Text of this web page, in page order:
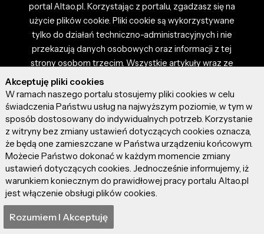
portal Altao.pl. Korzystając z portalu, zgadzasz się na
użycie plików cookie. Pliki cookie są wykorzystywane
tylko do działań techniczno-administracyjnych i nie
przekazują danych osobowych oraz informacji z tej
strony osobom trzecim. Wszystkie artykuły wraz ze
zdjęciami i materiałami dostępnymi na portalu są
własnością użytkowników. Administrator i właściciel
portalu nie ponosi odpowiedzialności za tresci
prezentowane przez autorów artykułów. Dodając
artykuł, zgadzasz się z regulaminem portalu oraz
ponosisz odpowiedzialność za wszystkie materiały
umieszczone przez Ciebie na stronie altao.pl.
Szczegóły dostępne w regulaminie portalu.
© 2026 altao.pl. Wszystkie prawa zastrzeżone.
Akceptuję pliki cookies
W ramach naszego portalu stosujemy pliki cookies w celu
świadczenia Państwu usług na najwyższym poziomie, w tym w
sposób dostosowany do indywidualnych potrzeb. Korzystanie
z witryny bez zmiany ustawień dotyczących cookies oznacza,
że będą one zamieszczane w Państwa urządzeniu końcowym.
Możecie Państwo dokonać w każdym momencie zmiany
ustawień dotyczących cookies. Jednocześnie informujemy, iż
warunkiem koniecznym do prawidłowej pracy portalu Altao.pl
jest włączenie obsługi plików cookies.
Rozumiem I Akceptuję